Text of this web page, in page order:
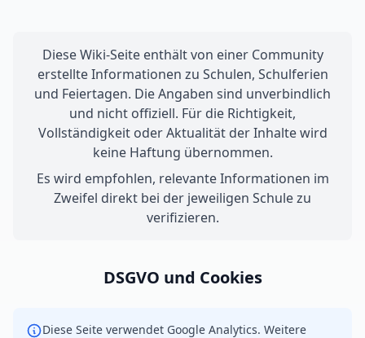
Diese Wiki-Seite enthält von einer Community
erstellte Informationen zu Schulen, Schulferien
und Feiertagen. Die Angaben sind unverbindlich
und nicht offiziell. Für die Richtigkeit,
Vollständigkeit oder Aktualität der Inhalte wird
keine Haftung übernommen.
Es wird empfohlen, relevante Informationen im
Zweifel direkt bei der jeweiligen Schule zu
verifizieren.
DSGVO und Cookies
Diese Seite verwendet Google Analytics. Weitere